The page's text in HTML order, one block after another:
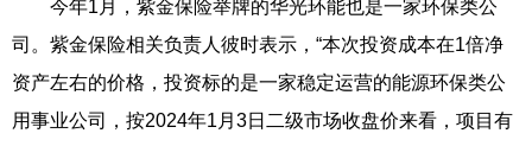
今年1月，紫金保险举牌的华光环能也是一家环保类公
司。紫金保险相关负责人彼时表示，“本次投资成本在1倍净
资产左右的价格，投资标的是一家稳定运营的能源环保类公
用事业公司，按2024年1月3日二级市场收盘价来看，项目有